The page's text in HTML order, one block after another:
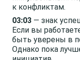
к конфликтам.
03:03 — знак
Если вы
быть уверены в
Однако пока